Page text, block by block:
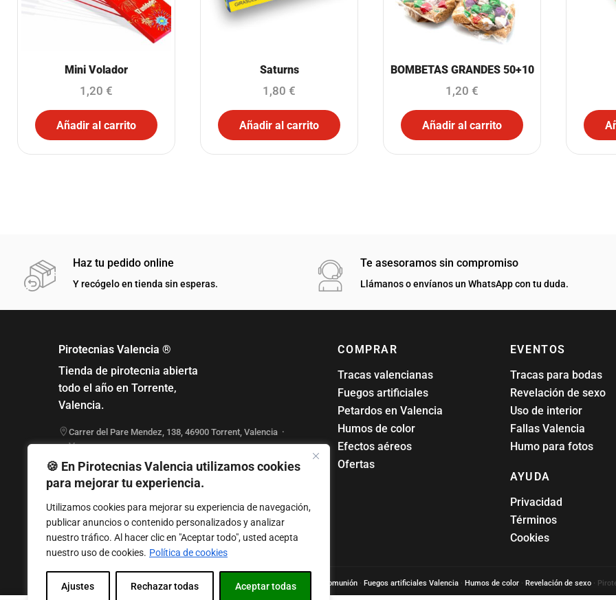
🍪 En Pirotecnias Valencia utilizamos cookies
para mejorar tu experiencia.
Utilizamos cookies para mejorar su experiencia de navegación,
publicar anuncios o contenido personalizados y analizar
nuestro tráfico. Al hacer clic en "Aceptar todo", usted acepta
nuestro uso de cookies. Política de cookies
Ajustes Rechazar todas Aceptar todas
Mini Volador
1,20 €
Añadir al carrito
Saturns
1,80 €
Añadir al carrito
BOMBETAS GRANDES 50+10
1,20 €
Añadir al carrito
Haz tu pedido online
Y recógelo en tienda sin esperas.
Te asesoramos sin compromiso
Llámanos o envíanos un WhatsApp con tu duda.
Pirotecnias Valencia ®
Tienda de pirotecnia abierta
todo el año en Torrente,
Valencia.
Carrer del Pare Mendez, 138, 46900 Torrent, Valencia ·
Ver en mapa
961 555 888
Lunes a Viernes: 17:00 - 20:00
Sábado: 10:00 - 13:30
COMPRAR
Tracas valencianas
Fuegos artificiales
Petardos en Valencia
Humos de color
Efectos aéreos
Ofertas
EVENTOS
Tracas para bodas
Revelación de sexo
Uso de interior
Fallas Valencia
Humo para fotos
AYUDA
Privacidad
Términos
Cookies
Petardos en Valencia ·Tracas valencianas Tracas para bodas·Tracas para comunión · Fuegos artificiales Valencia · Humos de color · Revelación de sexo ·